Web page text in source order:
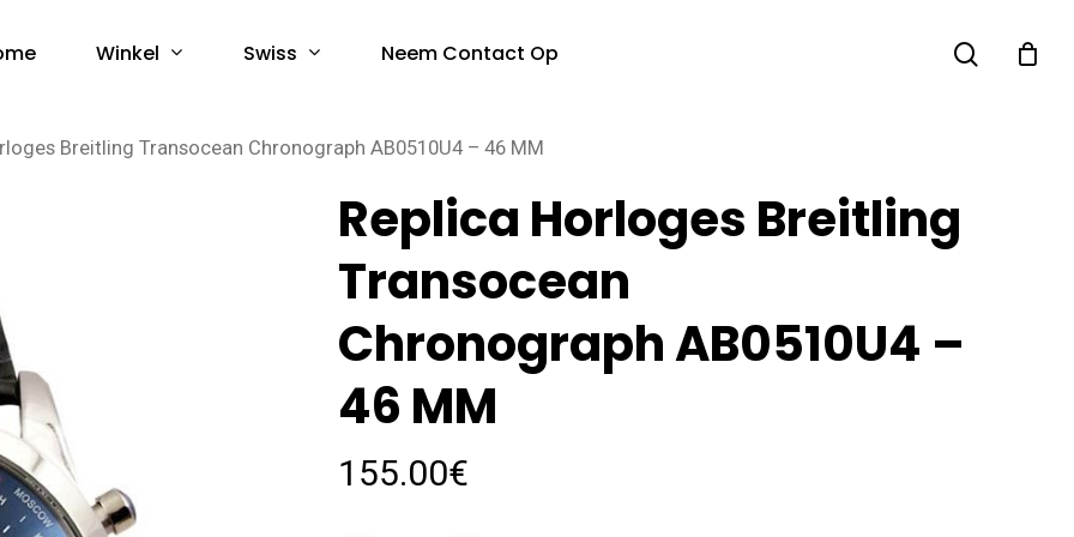
Winkel Swiss Neem Contact Op search
Breitling Transocean Chronograph AB0510U4 – 46 MM
Replica Horloges Breitling
Transocean
Chronograph AB0510U4 –
46 MM
155.00€